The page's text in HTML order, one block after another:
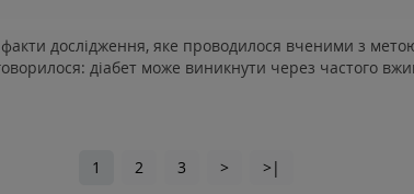
дослідження, яке проводилося вченими з
діабет може виникнути через частого
1 2 3 > >|